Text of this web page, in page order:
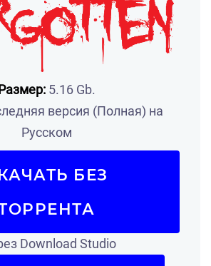
5.16 Gb.
версия (Полная) на
Русском
БЕЗ
Download Studio